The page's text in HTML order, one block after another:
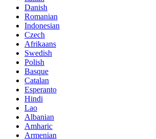
Danish
Romanian
Indonesian
Czech
Afrikaans
Swedish
Polish
Basque
Catalan
Esperanto
Hindi
Lao
Albanian
Amharic
Armenian